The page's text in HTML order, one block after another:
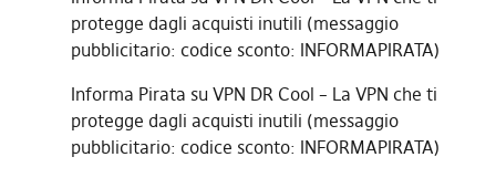
protegge dagli acquisti inutili (messaggio
pubblicitario: codice sconto: INFORMAPIRATA)
Informa Pirata su VPN DR Cool – La VPN che ti
protegge dagli acquisti inutili (messaggio
pubblicitario: codice sconto: INFORMAPIRATA)